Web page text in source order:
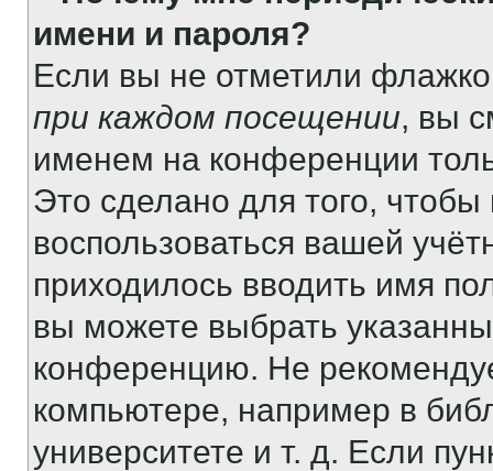
имени и пароля?
Если вы не отметили
при каждом посещении, вы
именем на конференции
Это сделано для того, чтобы
воспользоваться вашей
приходилось вводить имя
вы можете выбрать
конференцию. Не
компьютере, например в
университете и т. д. Если